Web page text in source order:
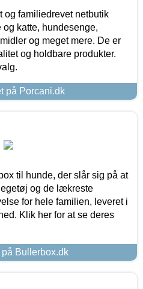
og familiedrevet netbutik
katte, hundesenge,
og meget mere. De er
og holdbare produkter.
på Porcani.dk
til hunde, der slår sig på at
og de lækreste
for hele familien, leveret i
Klik her for at se deres
Bullerbox.dk